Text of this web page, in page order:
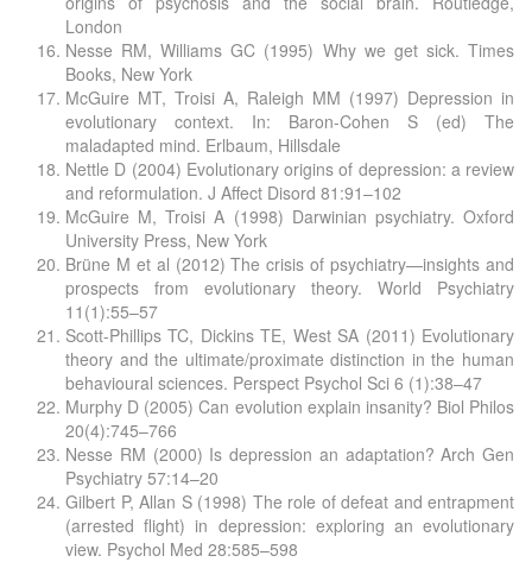
London
Nesse RM, Williams GC (1995) Why we get sick. Times
Books, New York
McGuire MT, Troisi A, Raleigh MM (1997) Depression in
evolutionary context. In: Baron-Cohen S (ed) The
maladapted mind. Erlbaum, Hillsdale
Nettle D (2004) Evolutionary origins of depression: a review
and reformulation. J Affect Disord 81:91–102
McGuire M, Troisi A (1998) Darwinian psychiatry. Oxford
University Press, New York
Brüne M et al (2012) The crisis of psychiatry—insights and
prospects from evolutionary theory. World Psychiatry
11(1):55–57
Scott-Phillips TC, Dickins TE, West SA (2011) Evolutionary
theory and the ultimate/proximate distinction in the human
behavioural sciences. Perspect Psychol Sci 6 (1):38–47
Murphy D (2005) Can evolution explain insanity? Biol Philos
20(4):745–766
Nesse RM (2000) Is depression an adaptation? Arch Gen
Psychiatry 57:14–20
Gilbert P, Allan S (1998) The role of defeat and entrapment
(arrested flight) in depression: exploring an evolutionary
view. Psychol Med 28:585–598